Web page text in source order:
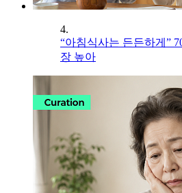
4.
“아침식사는 든든하게”
장 높아